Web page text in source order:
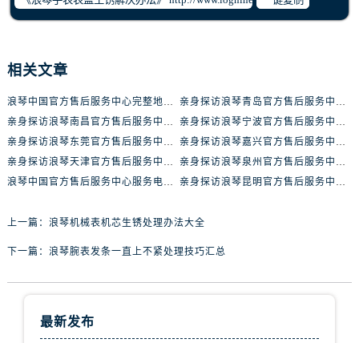
辽宁省锦州市古塔区中央大街浪琴售后服务中心（需提前预约）
辽宁省辽阳市白塔区新运大街浪琴售后服务中心（需提前预约）
辽宁省盘锦市兴隆台区石油大街浪琴售后服务中心（需提前预约）
辽宁省铁岭市银州区南马路浪琴售后服务中心（需提前预约）
辽宁省营口市站前区市府路与渤海大街交叉口浪琴售后服务中心（需提前预约）
河北省保定市竞秀区朝阳北大街北国先天下浪琴售后服务中心（需提前预约）
相关文章
浪琴中国官方售后服务中心完整地址及热线实地考察报告+多信源验证（2026年7月最新）
亲身探访浪琴青岛官方售后服务中心｜最新电话及地址（2026年7月最新）
亲身探访浪琴南昌官方售后服务中心｜最新电话及地址（2026年7月最新）
亲身探访浪琴宁波官方售后服务中心｜网点地址及售后热线（2026年7月最新）
亲身探访浪琴东莞官方售后服务中心｜地址与联系电话（2026年7月最新）
亲身探访浪琴嘉兴官方售后服务中心｜热线电话与网点地址（2026年7月最新）
亲身探访浪琴天津官方售后服务中心｜详细地址与售后电话（2026年7月最新）
亲身探访浪琴泉州官方售后服务中心｜全新地址电话一览（2026年7月最新）
浪琴中国官方售后服务中心服务电话与网点地址实地考察报告_多信源验证（2026年7月最新）
亲身探访浪琴昆明官方售后服务中心｜最新地址与售后热线（2026年7月最新）
上一篇： 浪琴机械表机芯生锈处理办法大全
下一篇： 浪琴腕表发条一直上不紧处理技巧汇总
最新发布